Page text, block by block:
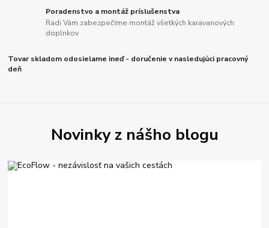
Poradenstvo a montáž príslušenstva
Radi Vám zabezpečíme montáž všetkých karavanových
doplnkov
Tovar skladom odosielame ineď - doručenie v nasledujúci pracovný
deň
Novinky z nášho blogu